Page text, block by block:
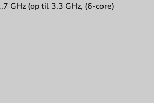
GHz (op til 3.3 GHz, (6-core)